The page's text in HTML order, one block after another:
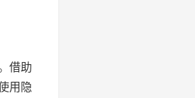
借助
用隐